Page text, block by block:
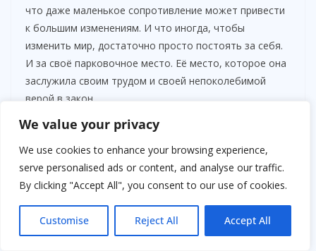
We value your privacy
We use cookies to enhance your browsing experience,
serve personalised ads or content, and analyse our traffic.
By clicking "Accept All", you consent to our use of cookies.
Customise Reject All Accept All
что даже маленькое сопротивление может привести
к большим изменениям. И что иногда, чтобы
изменить мир, достаточно просто постоять за себя.
И за своё парковочное место. Её место, которое она
заслужила своим трудом и своей непоколебимой
верой в закон.
Она знала, что впереди ещё много битв, но она была
готова. Готова бороться за каждого, кто столкнулся
с несправедливостью. Готова отстаивать принципы,
которые она считала священными. И готова быть той
Дворце правосудия. Женщиной, которая не отступала.
Женщиной, которая всегда стояла на своём.